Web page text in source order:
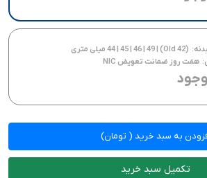
(42 Old) | 44 | 45 | 46 | 49 میلی متری
هفت روز ضمانت تعویض NIC
به سبد خرید ( تومان)
تکمیل سبد خرید